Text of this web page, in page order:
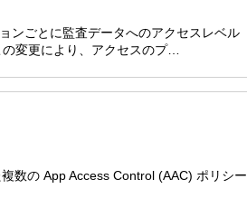
ンごとに監査データへのアクセスレベル
変更により、アクセスのプ…
数の App Access Control (AAC) ポリシー